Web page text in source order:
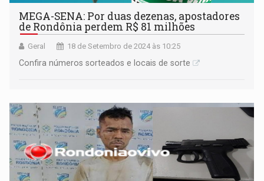
MEGA-SENA: Por duas dezenas, apostadores
de Rondônia perdem R$ 81 milhões
Geral 18 de Setembro de 2024 às 10:25
Confira números sorteados e locais de sorte